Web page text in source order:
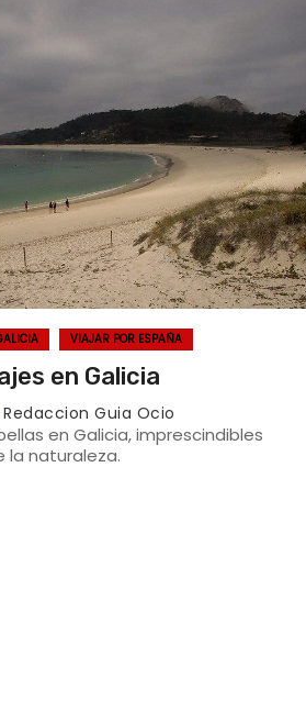
VIAJAR POR ESPAÑA
en Galicia
Redaccion Guia Ocio
en Galicia, imprescindibles
la naturaleza.